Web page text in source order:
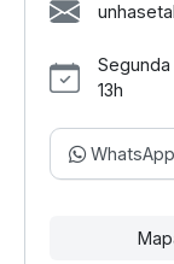
Segunda
13h
WhatsApp